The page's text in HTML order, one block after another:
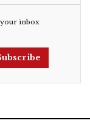
your inbox